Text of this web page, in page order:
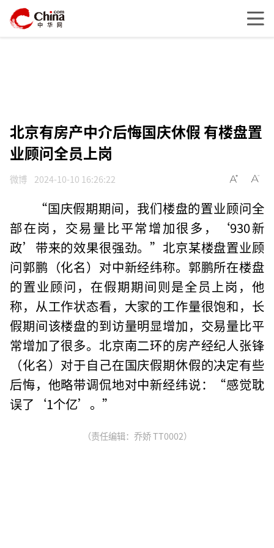
北京有房产中介后悔国庆休假 有楼盘置
业顾问全员上岗
微博 2024-10-10 16:26:22
“国庆假期期间，我们楼盘的置业顾问全
部在岗，交易量比平常增加很多，‘930新
政’带来的效果很强劲。”北京某楼盘置业顾
问郭鹏（化名）对中新经纬称。郭鹏所在楼盘
的置业顾问，在假期期间则是全员上岗，他
称，从工作状态看，大家的工作量很饱和，长
假期间该楼盘的到访量明显增加，交易量比平
常增加了很多。北京南二环的房产经纪人张锋
（化名）对于自己在国庆假期休假的决定有些
后悔，他略带调侃地对中新经纬说：“感觉耽
误了‘1个亿’。”
（责任编辑：乔娇 TT0002）